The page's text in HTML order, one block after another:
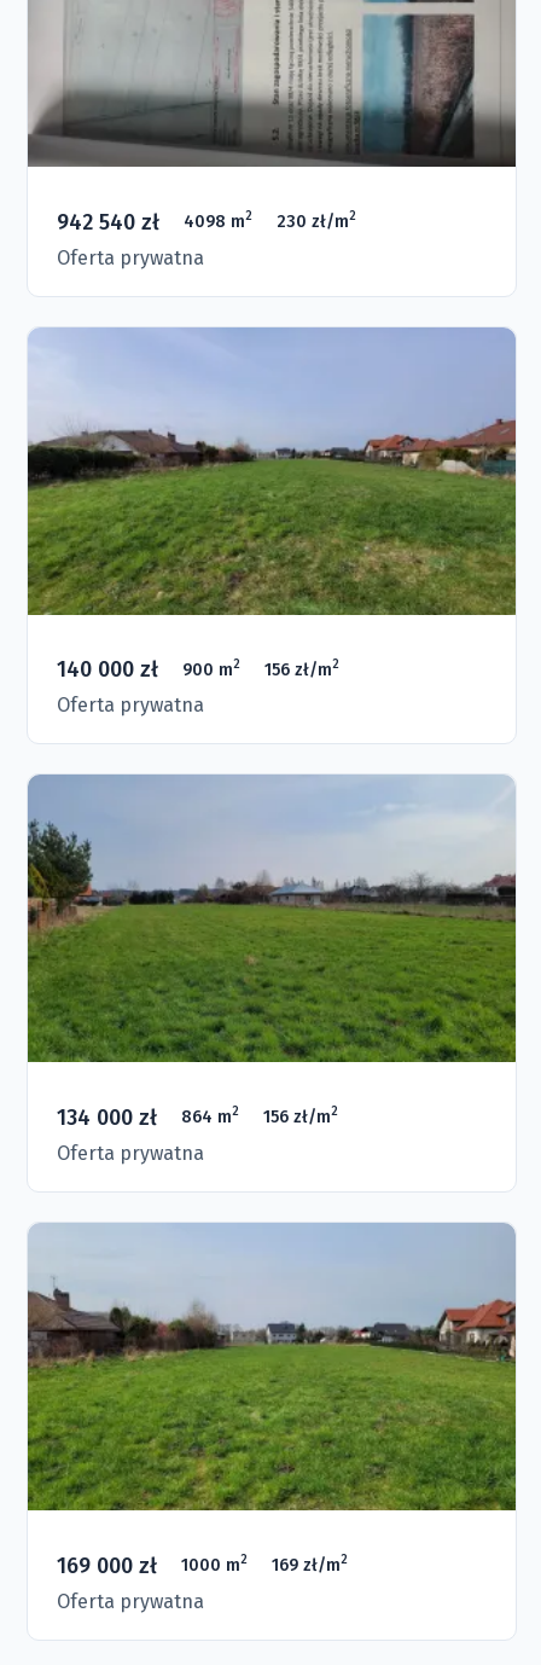
942 540 zł 4098 m2 230 zł/m2
Oferta prywatna
140 000 zł 900 m2 156 zł/m2
Oferta prywatna
134 000 zł 864 m2 156 zł/m2
Oferta prywatna
169 000 zł 1000 m2 169 zł/m2
Oferta prywatna